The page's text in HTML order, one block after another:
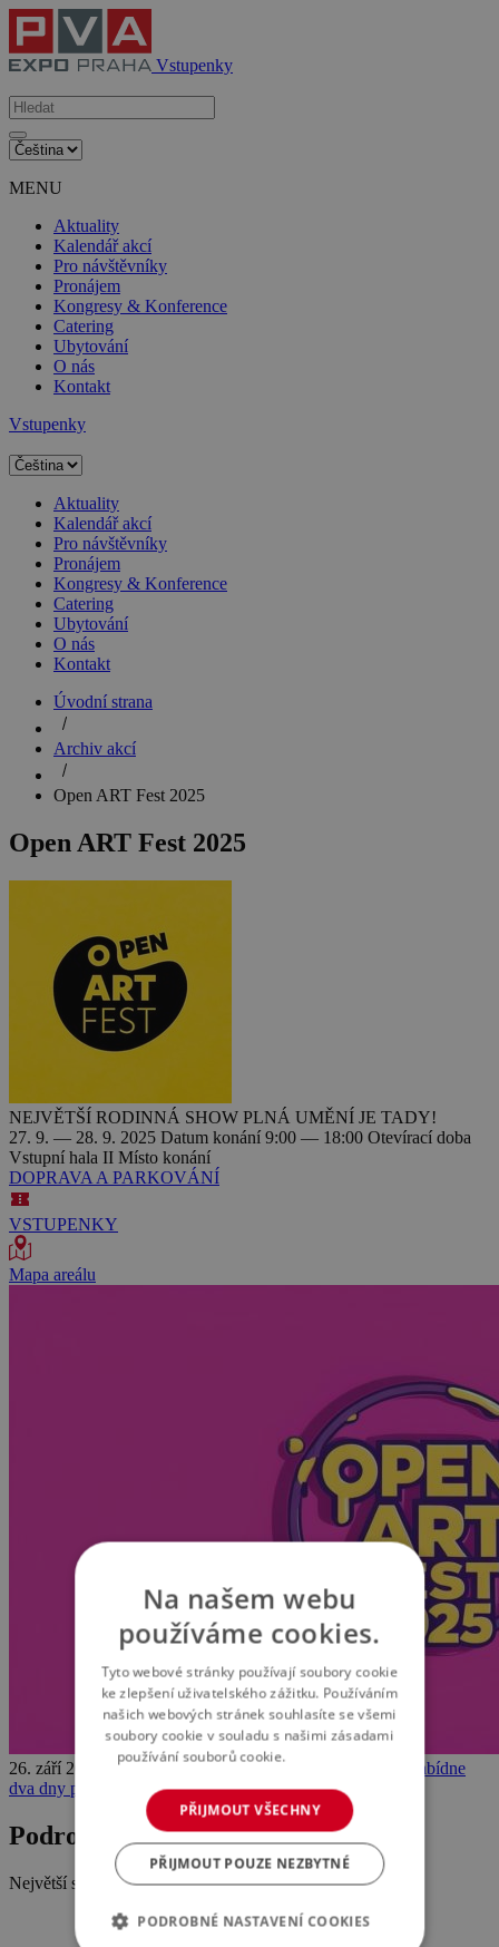
Vstupenky
MENU
Aktuality
Kalendář akcí
Pro návštěvníky
Pronájem
Kongresy & Konference
Catering
Ubytování
O nás
Kontakt
Vstupenky
Aktuality
Kalendář akcí
Pro návštěvníky
Pronájem
Kongresy & Konference
Catering
Ubytování
O nás
Kontakt
Úvodní strana
Archiv akcí
Open ART Fest 2025
Open ART Fest 2025
NEJVĚTŠÍ RODINNÁ SHOW PLNÁ UMĚNÍ JE TADY!
27. 9. — 28. 9. 2025 Datum konání 9:00 — 18:00 Otevírací doba
Vstupní hala II Místo konání
DOPRAVA A PARKOVÁNÍ
VSTUPENKY
Mapa areálu
26. září 2025 - Open ART Fest 2025 OPEN ART FEST nabídne
dva dny plné umění
Podrobnosti o akci
Největší setkání výtvarníků ve Střední Evropě!
Na našem webu
používáme cookies.
Tyto webové stránky používají soubory cookie
ke zlepšení uživatelského zážitku. Používáním
našich webových stránek souhlasíte se všemi
soubory cookie v souladu s našimi zásadami
používání souborů cookie.
PŘIJMOUT VŠECHNY
PŘIJMOUT POUZE NEZBYTNÉ
PODROBNÉ NASTAVENÍ COOKIES